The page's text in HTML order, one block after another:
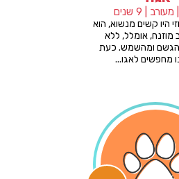
| 9 שנים
היו קשים מנשוא, הוא
מוזנח, אומלל, ללא
ומהשמש. כעת
מחפשים לאגו...